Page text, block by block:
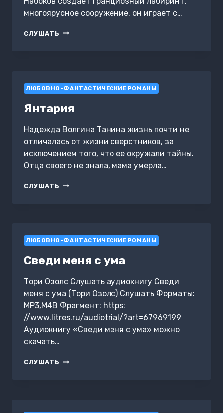
многоярусное сооружение, он играет с…
СЛУШАТЬ АДА,
ЛЮБОВНО-ФАНТАСТИЧЕСКИЕ РОМАНЫ
Янтария
Надежда Волгина Танина жизнь почти не
отличалась от жизни сверстников, за
исключением того, что ее окружали тайны.
Отца своего не знала, мама умерла…
СЛУШАТЬ ЯНТАРИЯ
ЛЮБОВНО-ФАНТАСТИЧЕСКИЕ РОМАНЫ
Сведи меня с ума
Тори Озолс Слушать аудиокнигу Сведи
меня с ума (Тори Озолс) Слушать Форматы:
MP3,M4B Фрагмент: https:
//www.litres.ru/audiotrial/?art=67969199
Аудиокнигу «Сведи меня с ума» можно
скачать…
СЛУШАТЬ СВЕДИ